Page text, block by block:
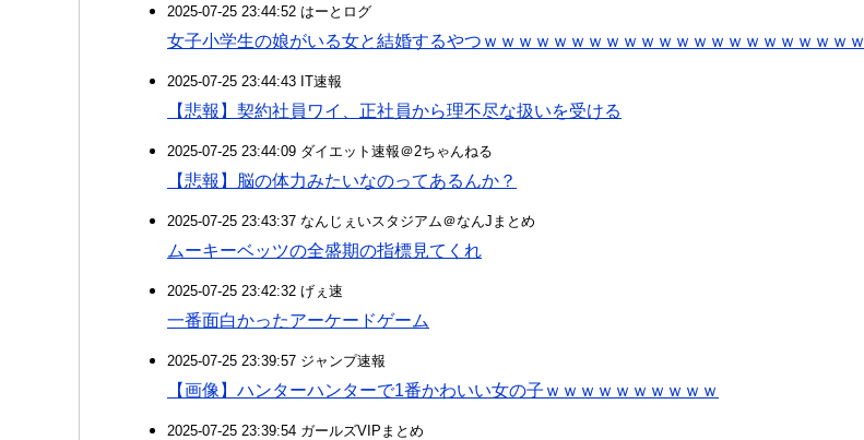
2025-07-25 23:44:52 はーとログ
女子小学生の娘がいる女と結婚するやつｗｗｗｗｗｗｗｗｗｗｗｗｗｗｗｗｗｗｗｗｗｗ
2025-07-25 23:44:43 IT速報
【悲報】契約社員ワイ、正社員から理不尽な扱いを受ける
2025-07-25 23:44:09 ダイエット速報＠2ちゃんねる
【悲報】脳の体力みたいなのってあるんか？
2025-07-25 23:43:37 なんじぇいスタジアム＠なんJまとめ
ムーキーベッツの全盛期の指標見てくれ
2025-07-25 23:42:32 げぇ速
一番面白かったアーケードゲーム
2025-07-25 23:39:57 ジャンプ速報
【画像】ハンターハンターで1番かわいい女の子ｗｗｗｗｗｗｗｗｗｗ
2025-07-25 23:39:54 ガールズVIPまとめ